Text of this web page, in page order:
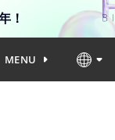
！
MENU